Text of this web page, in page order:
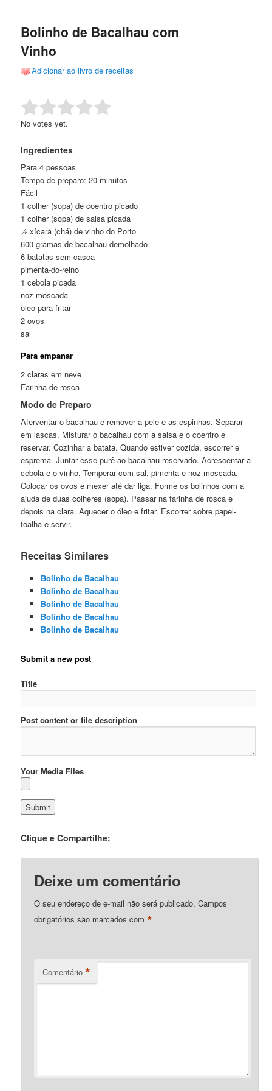
conteúdo
conteúdo
Bolinho de Bacalhau com
Vinho
Adicionar ao livro de receitas
Rate this item: Submit Rating
No votes yet.
Ingredientes
Para 4 pessoas
Tempo de preparo: 20 minutos
Fácil
1 colher (sopa) de coentro picado
1 colher (sopa) de salsa picada
½ xícara (chá) de vinho do Porto
600 gramas de bacalhau demolhado
6 batatas sem casca
pimenta-do-reino
1 cebola picada
noz-moscada
òleo para fritar
2 ovos
sal
Para empanar
2 claras em neve
Farinha de rosca
Modo de Preparo
Aferventar o bacalhau e remover a pele e as espinhas. Separar
em lascas. Misturar o bacalhau com a salsa e o coentro e
reservar. Cozinhar a batata. Quando estiver cozida, escorrer e
esprema. Juntar esse purê ao bacalhau reservado. Acrescentar a
cebola e o vinho. Temperar com sal, pimenta e noz-moscada.
Colocar os ovos e mexer até dar liga. Forme os bolinhos com a
ajuda de duas colheres (sopa). Passar na farinha de rosca e
depois na clara. Aquecer o óleo e fritar. Escorrer sobre papel-
toalha e servir.
Receitas Similares
Bolinho de Bacalhau
Bolinho de Bacalhau
Bolinho de Bacalhau
Bolinho de Bacalhau
Bolinho de Bacalhau
Submit a new post
Title
Post content or file description
Your Media Files
Clique e Compartilhe:
Deixe um comentário
O seu endereço de e-mail não será publicado. Campos
obrigatórios são marcados com*
Comentário *